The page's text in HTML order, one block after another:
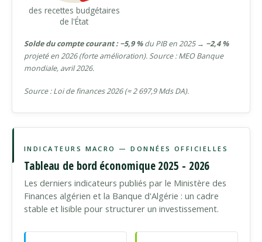
des recettes budgétaires
de l'État
Solde du compte courant : −5,9 %du PIB en 2025 → −2,4 %
projeté en 2026 (forte amélioration). Source : MEO Banque
mondiale, avril 2026.
Source : Loi de finances 2026 (≈ 2 697,9 Mds DA).
INDICATEURS MACRO — DONNÉES OFFICIELLES
Tableau de bord économique 2025 - 2026
Les derniers indicateurs publiés par le Ministère des
Finances algérien et la Banque d'Algérie : un cadre
stable et lisible pour structurer un investissement.